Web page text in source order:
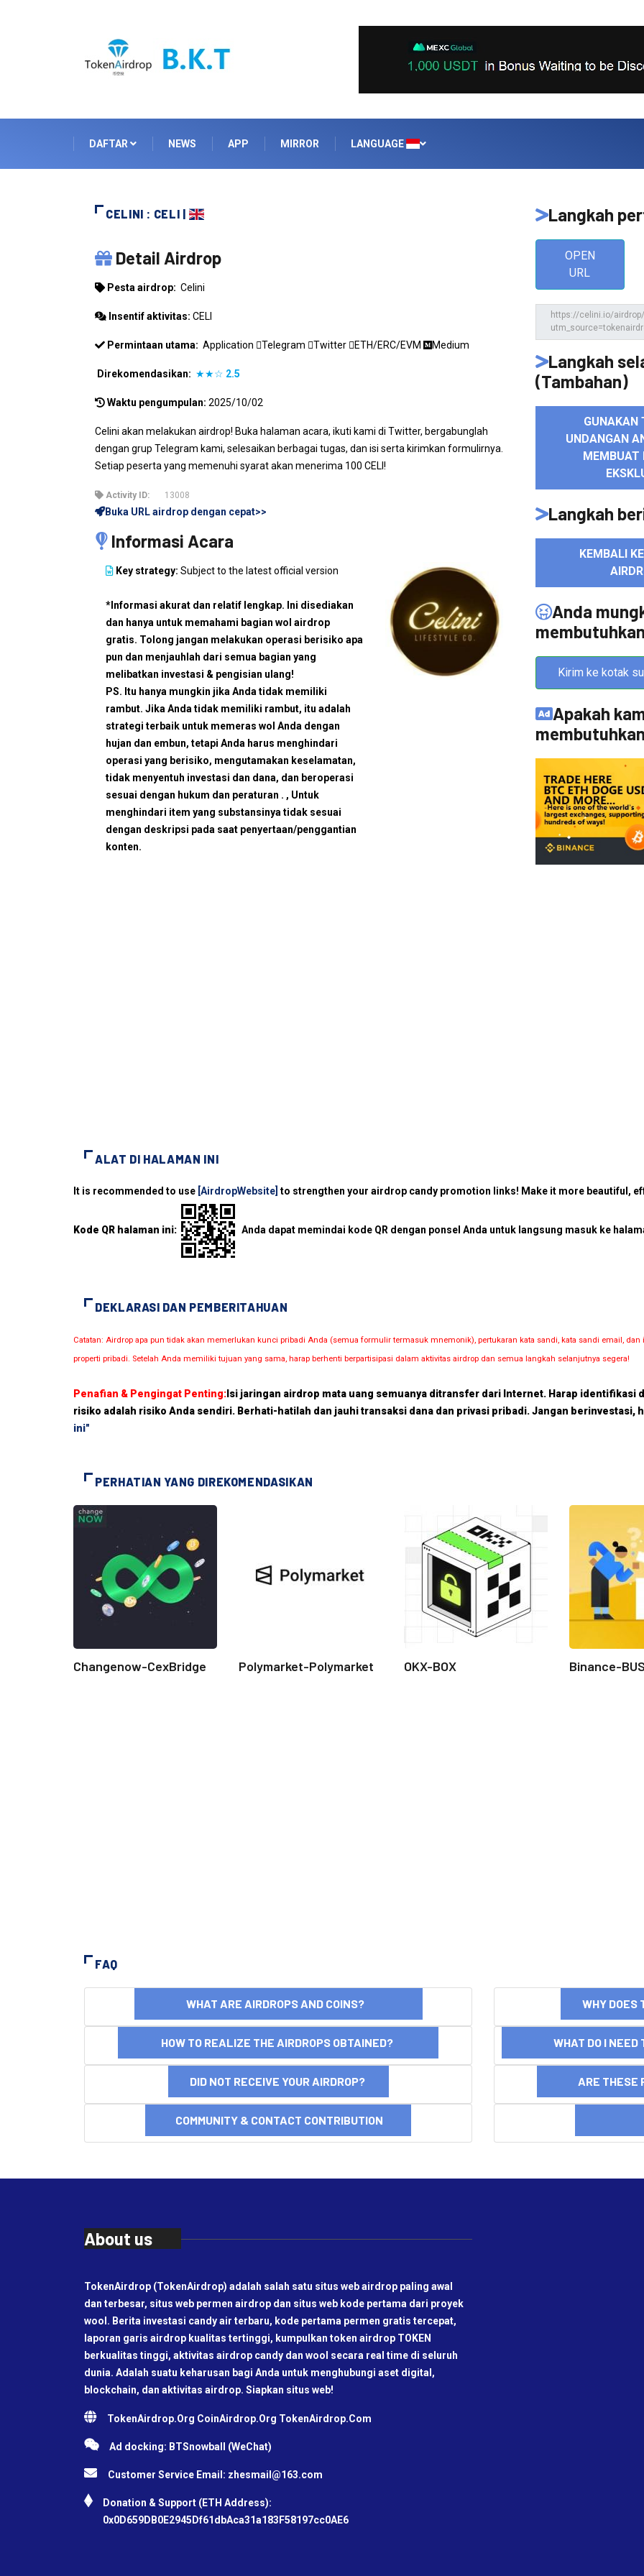
DAFTAR NEWS APP MIRROR LANGUAGE
CELINI : CELI |
CELINI
Detail Airdrop
Pesta airdrop: Celini
Insentif aktivitas: CELI
Permintaan utama: Application Telegram Twitter ETH/ERC/EVM Medium
Direkomendasikan: ★★☆ 2.5
Waktu pengumpulan: 2025/10/02
Celini akan melakukan airdrop! Buka halaman acara, ikuti kami di Twitter, bergabunglah
dengan grup Telegram kami, selesaikan berbagai tugas, dan isi serta kirimkan formulirnya.
Setiap peserta yang memenuhi syarat akan menerima 100 CELI!
Activity ID: 13008
Buka URL airdrop dengan cepat>>
Informasi Acara
Key strategy: Subject to the latest official version
*Informasi akurat dan relatif lengkap. Ini disediakan
dan hanya untuk memahami bagian wol airdrop
gratis. Tolong jangan melakukan operasi berisiko apa
pun dan menjauhlah dari semua bagian yang
melibatkan investasi & pengisian ulang!
PS. Itu hanya mungkin jika Anda tidak memiliki
rambut. Jika Anda tidak memiliki rambut, itu adalah
strategi terbaik untuk memeras wol Anda dengan
hujan dan embun, tetapi Anda harus menghindari
operasi yang berisiko, mengutamakan keselamatan,
tidak menyentuh investasi dan dana, dan beroperasi
sesuai dengan hukum dan peraturan . , Untuk
menghindari item yang substansinya tidak sesuai
dengan deskripsi pada saat penyertaan/penggantian
konten.
Langkah
OPEN
URL
Langkah
(Tambahan)
GUNAKAN
UNDANGAN
MEMBUAT
Langkah
KEMBALI
Anda
Kirim ke kotak
Apakah
ALAT DI HALAMAN INI
It is recommended to use [AirdropWebsite] to strengthen your airdrop candy promotion links! Make it more beautiful,
Kode QR halaman ini: Anda dapat memindai kode QR dengan ponsel Anda untuk langsung masuk ke
DEKLARASI DAN PEMBERITAHUAN
Catatan: Airdrop apa pun tidak akan memerlukan kunci pribadi Anda (semua formulir termasuk mnemonik), pertukaran kata sandi, kata sandi email,
properti pribadi. Setelah Anda memiliki tujuan yang sama, harap berhenti berpartisipasi dalam aktivitas airdrop dan semua langkah selanjutnya segera!
Penafian & Pengingat Penting: Isi jaringan airdrop mata uang semuanya ditransfer dari Internet. Harap identifikasi
risiko adalah risiko Anda sendiri. Berhati-hatilah dan jauhi transaksi dana dan privasi pribadi. Jangan
ini"
PERHATIAN YANG DIREKOMENDASIKAN
Changenow-CexBridge Polymarket-Polymarket OKX-BOX Binance-
FAQ
WHAT ARE AIRDROPS AND COINS? WHY DOES
HOW TO REALIZE THE AIRDROPS OBTAINED? WHAT DO I NEED
DID NOT RECEIVE YOUR AIRDROP? ARE THESE
COMMUNITY & CONTACT CONTRIBUTION
About us
TokenAirdrop (TokenAirdrop) adalah salah satu situs web airdrop paling awal
dan terbesar, situs web permen airdrop dan situs web kode pertama dari proyek
wool. Berita investasi candy air terbaru, kode pertama permen gratis tercepat,
laporan garis airdrop kualitas tertinggi, kumpulkan token airdrop TOKEN
berkualitas tinggi, aktivitas airdrop candy dan wool secara real time di seluruh
dunia. Adalah suatu keharusan bagi Anda untuk menghubungi aset digital,
blockchain, dan aktivitas airdrop. Siapkan situs web!
TokenAirdrop.Org CoinAirdrop.Org TokenAirdrop.Com
Ad docking: BTSnowball (WeChat)
Customer Service Email: zhesmail@163.com
Donation & Support (ETH Address):
0x0D659DB0E2945Df61dbAca31a183F58197cc0AE6